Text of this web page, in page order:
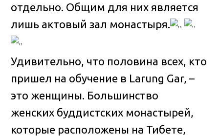
отдельно. Общим для них является
лишь актовый зал монастыря.
Удивительно, что половина всех, кто
пришел на обучение в Larung Gar, –
это женщины. Большинство
женских буддистских монастырей,
которые расположены на Тибете,